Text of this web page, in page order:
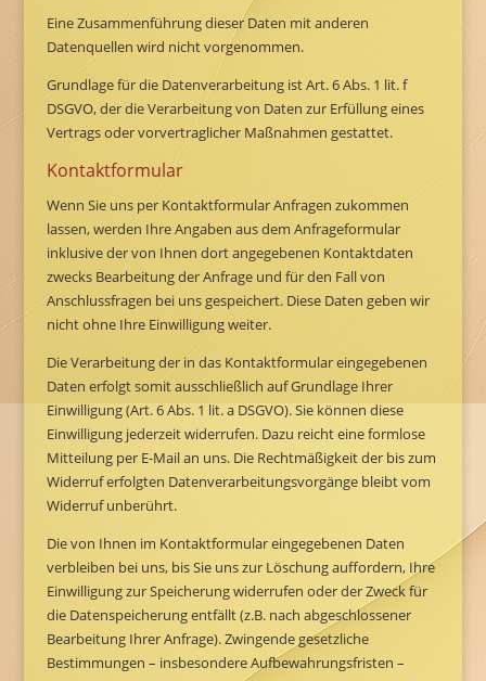
Eine Zusammenführung dieser Daten mit anderen
Datenquellen wird nicht vorgenommen.
Grundlage für die Datenverarbeitung ist Art. 6 Abs. 1 lit. f
DSGVO, der die Verarbeitung von Daten zur Erfüllung eines
Vertrags oder vorvertraglicher Maßnahmen gestattet.
Kontaktformular
Wenn Sie uns per Kontaktformular Anfragen zukommen
lassen, werden Ihre Angaben aus dem Anfrageformular
inklusive der von Ihnen dort angegebenen Kontaktdaten
zwecks Bearbeitung der Anfrage und für den Fall von
Anschlussfragen bei uns gespeichert. Diese Daten geben wir
nicht ohne Ihre Einwilligung weiter.
Die Verarbeitung der in das Kontaktformular eingegebenen
Daten erfolgt somit ausschließlich auf Grundlage Ihrer
Einwilligung (Art. 6 Abs. 1 lit. a DSGVO). Sie können diese
Einwilligung jederzeit widerrufen. Dazu reicht eine formlose
Mitteilung per E-Mail an uns. Die Rechtmäßigkeit der bis zum
Widerruf erfolgten Datenverarbeitungsvorgänge bleibt vom
Widerruf unberührt.
Die von Ihnen im Kontaktformular eingegebenen Daten
verbleiben bei uns, bis Sie uns zur Löschung auffordern, Ihre
Einwilligung zur Speicherung widerrufen oder der Zweck für
die Datenspeicherung entfällt (z.B. nach abgeschlossener
Bearbeitung Ihrer Anfrage). Zwingende gesetzliche
Bestimmungen – insbesondere Aufbewahrungsfristen –